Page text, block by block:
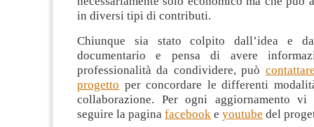
in diversi tipi di contributi.
Chiunque sia stato colpito dall’idea e
documentario e pensa di avere
professionalità da condividere, può
progetto per concordare le differenti
collaborazione. Per ogni aggiornamento
seguire la pagina facebook e youtube del